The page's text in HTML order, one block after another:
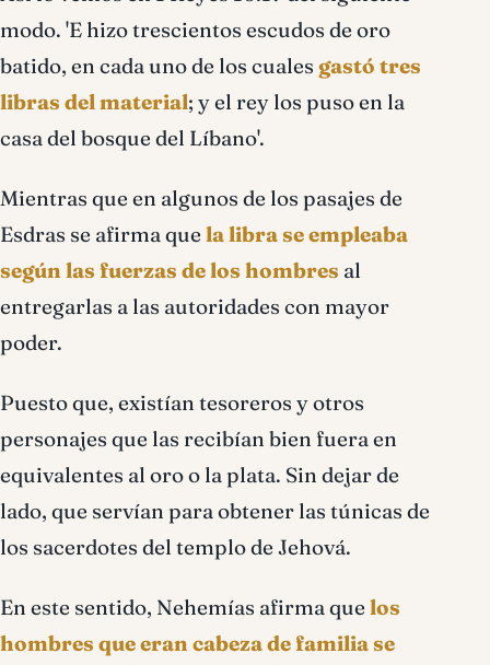
modo. 'E hizo trescientos escudos de oro
batido, en cada uno de los cuales gastó tres
libras del material; y el rey los puso en la
casa del bosque del Líbano'.
Mientras que en algunos de los pasajes de
Esdras se afirma que la libra se empleaba
según las fuerzas de los hombres al
entregarlas a las autoridades con mayor
poder.
Puesto que, existían tesoreros y otros
personajes que las recibían bien fuera en
equivalentes al oro o la plata. Sin dejar de
lado, que servían para obtener las túnicas de
los sacerdotes del templo de Jehová.
En este sentido, Nehemías afirma que los
hombres que eran cabeza de familia se